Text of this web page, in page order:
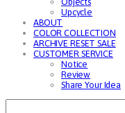
Upcycle
ABOUT
COLOR COLLECTION
ARCHIVE RESET SALE
CUSTOMER SERVICE
Notice
Review
Share Your Idea